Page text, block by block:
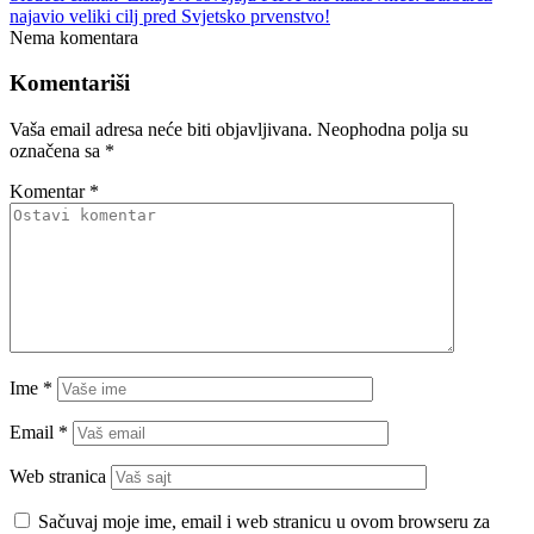
najavio veliki cilj pred Svjetsko prvenstvo!
Nema komentara
Komentariši
Vaša email adresa neće biti objavljivana. Neophodna polja su
označena sa *
Komentar *
Ime *
Email *
Web stranica
Sačuvaj moje ime, email i web stranicu u ovom browseru za